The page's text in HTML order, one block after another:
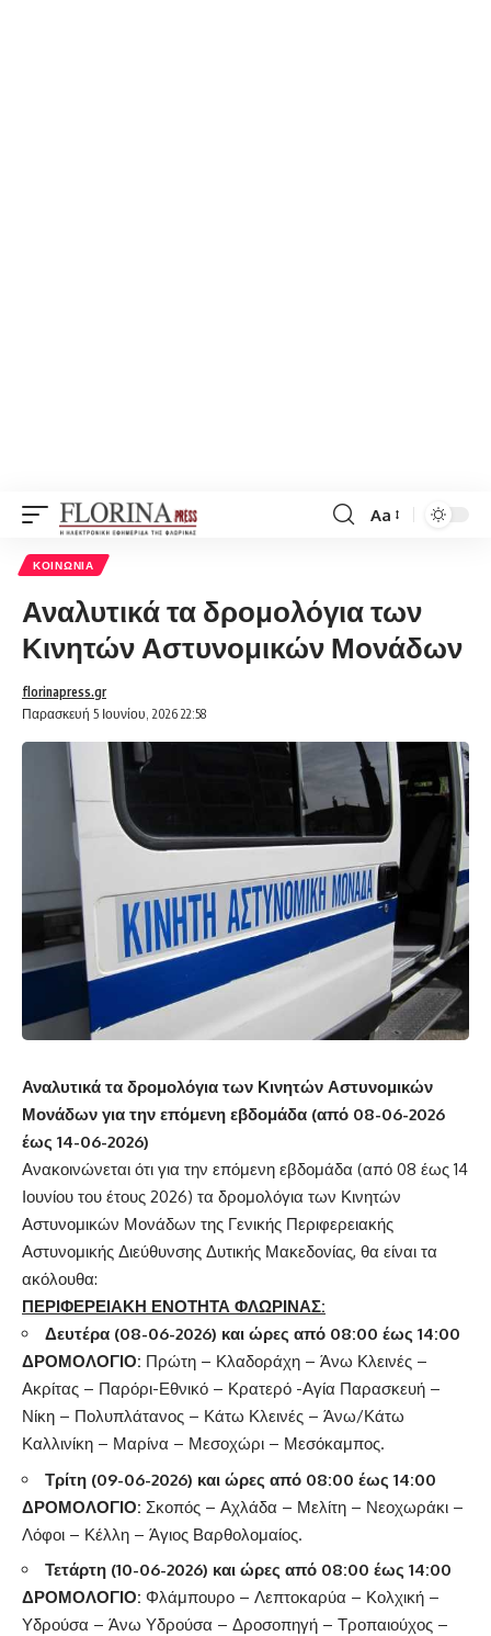
Font
Aa
ΚΟΙΝΩΝΊΑ
Αναλυτικά τα δρομολόγια των
Κινητών Αστυνομικών Μονάδων
Παρασκευή 5 Ιουνίου, 2026 22:58
florinapress.gr
Αναλυτικά τα δρομολόγια των Κινητών Αστυνομικών
Μονάδων για την επόμενη εβδομάδα (από 08-06-2026
έως 14-06-2026)
Ανακοινώνεται ότι για την επόμενη εβδομάδα (από 08 έως 14
Ιουνίου του έτους 2026) τα δρομολόγια των Κινητών
Αστυνομικών Μονάδων της Γενικής Περιφερειακής
Αστυνομικής Διεύθυνσης Δυτικής Μακεδονίας, θα είναι τα
ακόλουθα:
ΠΕΡΙΦΕΡΕΙΑΚΗ ΕΝΟΤΗΤΑ ΦΛΩΡΙΝΑΣ:
Δευτέρα (08-06-2026) και ώρες από 08:00 έως 14:00
ΔΡΟΜΟΛΟΓΙΟ: Πρώτη – Κλαδοράχη – Άνω Κλεινές –
Ακρίτας – Παρόρι-Εθνικό – Κρατερό -Αγία Παρασκευή –
Νίκη – Πολυπλάτανος – Κάτω Κλεινές – Άνω/Κάτω
Καλλινίκη – Μαρίνα – Μεσοχώρι – Μεσόκαμπος.
Τρίτη (09-06-2026) και ώρες από 08:00 έως 14:00
ΔΡΟΜΟΛΟΓΙΟ: Σκοπός – Αχλάδα – Μελίτη – Νεοχωράκι –
Λόφοι – Κέλλη – Άγιος Βαρθολομαίος.
Τετάρτη (10-06-2026) και ώρες από 08:00 έως 14:00
ΔΡΟΜΟΛΟΓΙΟ: Φλάμπουρο – Λεπτοκαρύα – Κολχική –
Υδρούσα – Άνω Υδρούσα – Δροσοπηγή – Τροπαιούχος –